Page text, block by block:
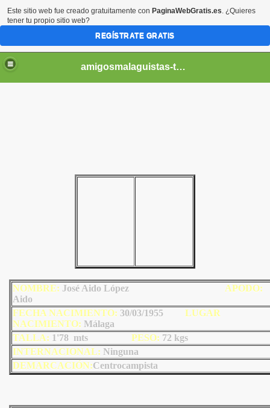
amigosmalaguistas-temporadas
NOMBRE: José Aido López APODO:
Aido
FECHA NACIMIENTO: 30/03/1955 LUGAR
NACIMIENTO: Málaga
TALLA: 1'78 mts PESO: 72 kgs
INTERNACIONAL: Ninguna
DEMARCACIÓN:Centrocampista
Este sitio web fue creado gratuitamente con PaginaWebGratis.es. ¿Quieres
tener tu propio sitio web?
REGÍSTRATE GRATIS